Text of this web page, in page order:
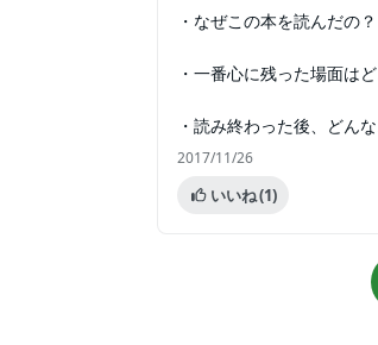
・なぜこの本を読んだの？
・一番心に残った場面は
・読み終わった後、どん
2017/11/26
いいね(1)